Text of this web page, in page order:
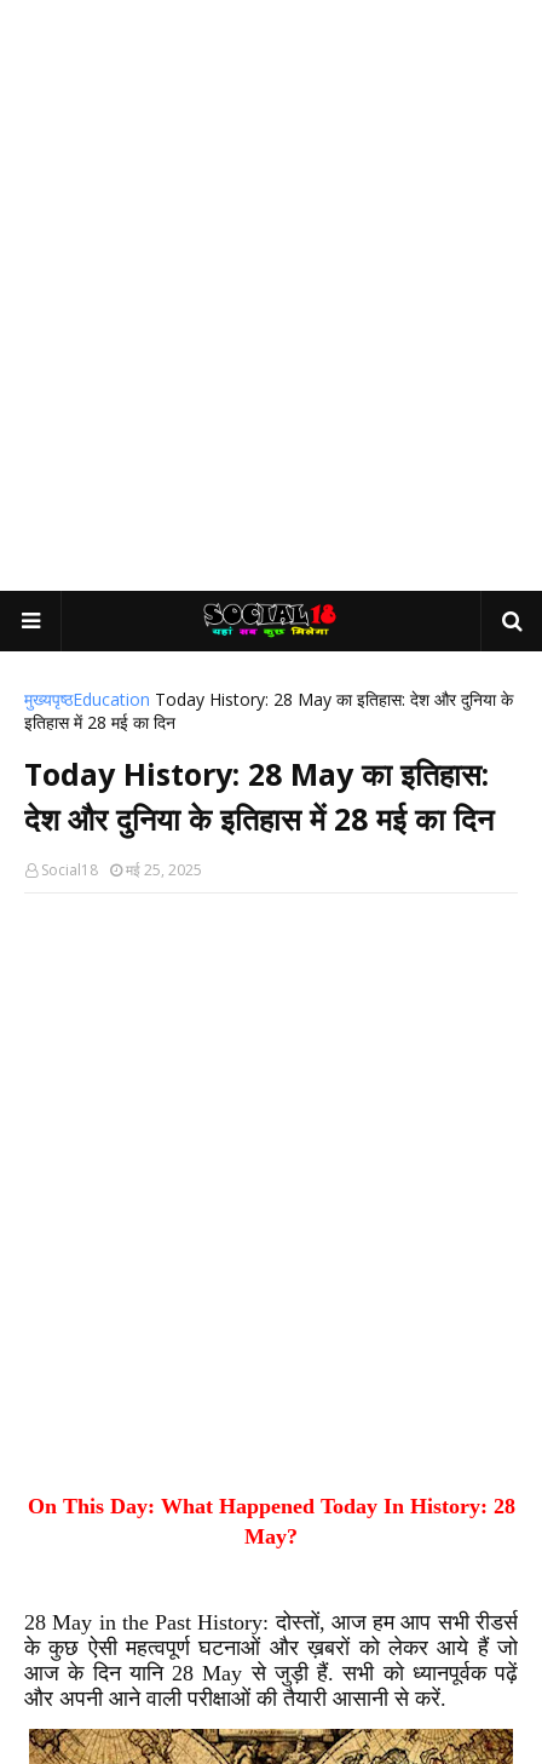
मुख्यपृष्ठEducation Today History: 28 May का इतिहास: देश और दुनिया के
इतिहास में 28 मई का दिन
Today History: 28 May का इतिहास:
देश और दुनिया के इतिहास में 28 मई का दिन
Social18 मई 25, 2025
On This Day: What Happened Today In History: 28
May?
28 May in the Past History: दोस्तों, आज हम आप सभी रीडर्स
के कुछ ऐसी महत्वपूर्ण घटनाओं और ख़बरों को लेकर आये हैं जो
आज के दिन यानि 28 May से जुड़ी हैं. सभी को ध्यानपूर्वक पढ़ें
और अपनी आने वाली परीक्षाओं की तैयारी आसानी से करें.